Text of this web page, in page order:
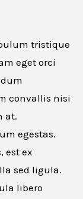
tristique
eget orci
convallis nisi
at.
egestas.
est ex
sed ligula.
libero